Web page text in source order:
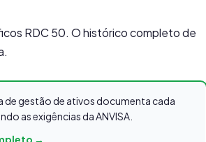
RDC 50. O histórico completo de
de gestão de ativos documenta cada
as exigências da ANVISA.
→